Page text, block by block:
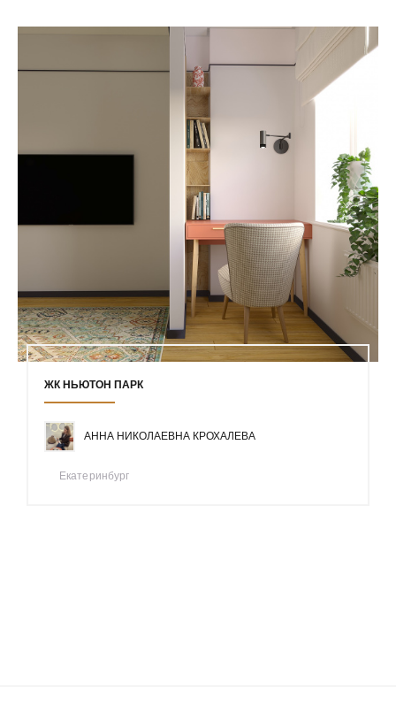
ЖК НЬЮТОН ПАРК
АННА НИКОЛАЕВНА КРОХАЛЕВА
Екатеринбург